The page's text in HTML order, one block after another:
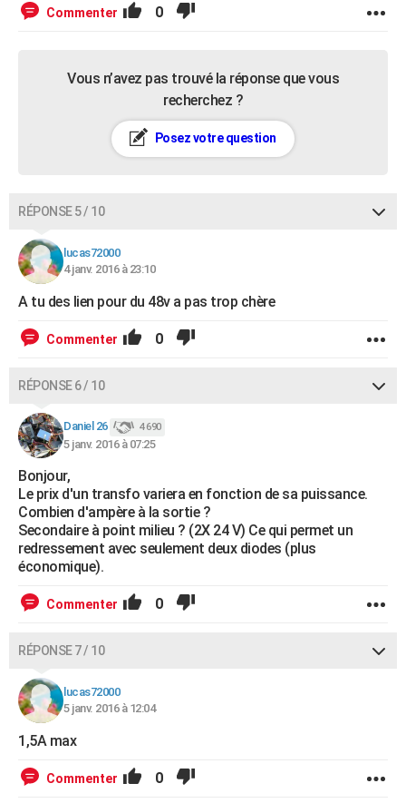
Commenter 0
Vous n’avez pas trouvé la réponse que vous
recherchez ?
Posez votre question
RÉPONSE 5 / 10
lucas72000
4 janv. 2016 à 23:10
A tu des lien pour du 48v a pas trop chère
Commenter 0
RÉPONSE 6 / 10
Daniel 26 4 690
5 janv. 2016 à 07:25
Bonjour,
Le prix d'un transfo variera en fonction de sa puissance.
Combien d'ampère à la sortie ?
Secondaire à point milieu ? (2X 24 V) Ce qui permet un
redressement avec seulement deux diodes (plus
économique).
Commenter 0
RÉPONSE 7 / 10
lucas72000
5 janv. 2016 à 12:04
1,5A max
Commenter 0